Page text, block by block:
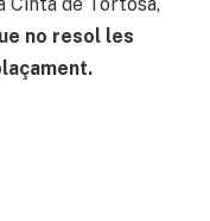
no resol les